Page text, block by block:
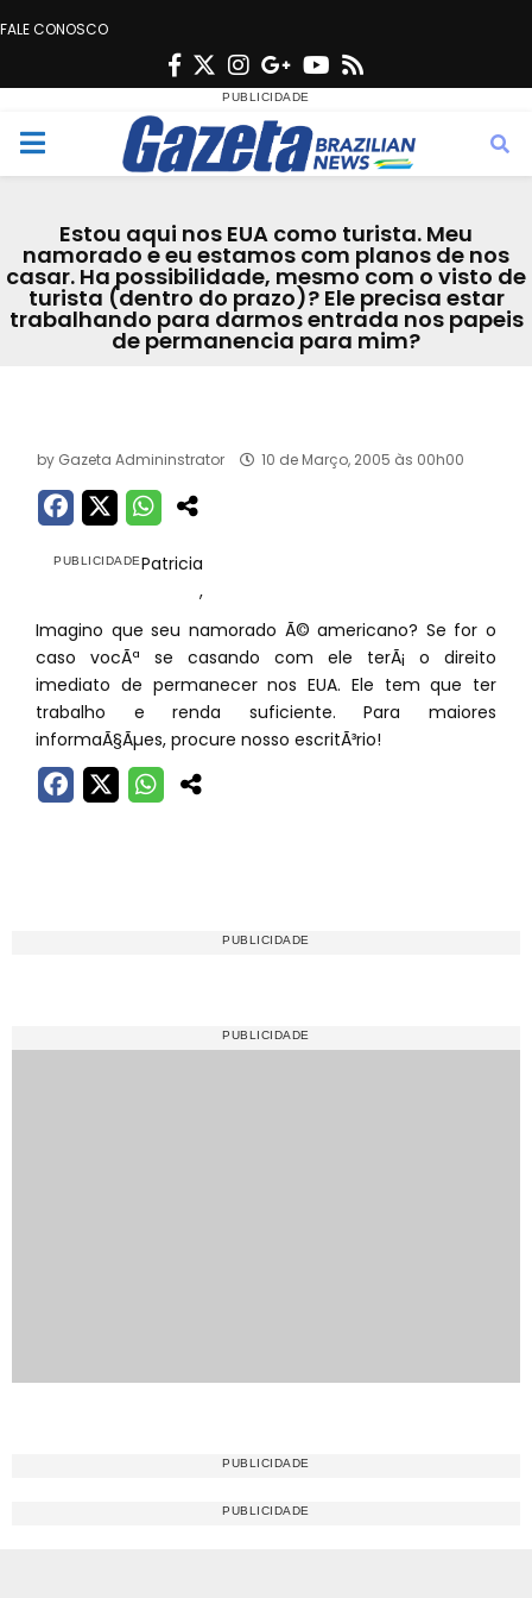
FALE CONOSCO
F
c
e
o
o
k
T
w
i
t
e
r
n
s
t
g
r
a
m
G
o
o
g
e
Y
u
t
b
e
s
M
n
u
Estou aqui nos EUA como turista. Meu
namorado e eu estamos com planos de nos
casar. Ha possibilidade, mesmo com o visto de
turista (dentro do prazo)? Ele precisa estar
trabalhando para darmos entrada nos papeis
de permanencia para mim?
by Gazeta Admininstrator 10 de Março, 2005 às 00h00
Patricia
,
Imagino que seu namorado Ã© americano? Se for o
caso vocÃª se casando com ele terÃ¡ o direito
imediato de permanecer nos EUA. Ele tem que ter
trabalho e renda suficiente. Para maiores
informaÃ§Ãµes, procure nosso escritÃ³rio!